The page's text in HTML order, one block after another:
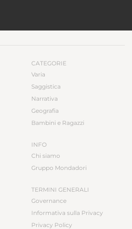
CATEGORIE
Varia
Saggistica
Narrativa
Geografia
Bambini e Ragazzi
INFO
Chi siamo
Gruppo Mondadori
TERMINI GENERALI
Governance
Informativa sulla Privacy
Privacy Policy